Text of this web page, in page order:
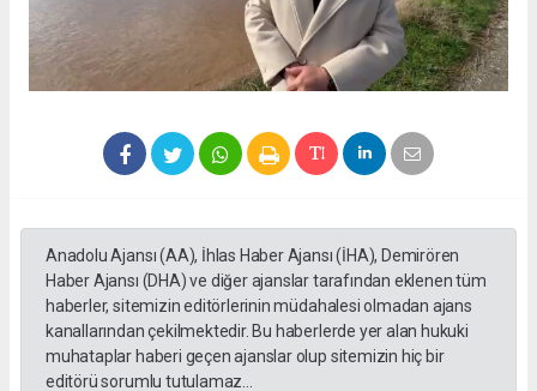
Anadolu Ajansı (AA), İhlas Haber Ajansı (İHA), Demirören
Haber Ajansı (DHA) ve diğer ajanslar tarafından eklenen tüm
haberler, sitemizin editörlerinin müdahalesi olmadan ajans
kanallarından çekilmektedir. Bu haberlerde yer alan hukuki
muhataplar haberi geçen ajanslar olup sitemizin hiç bir
editörü sorumlu tutulamaz...